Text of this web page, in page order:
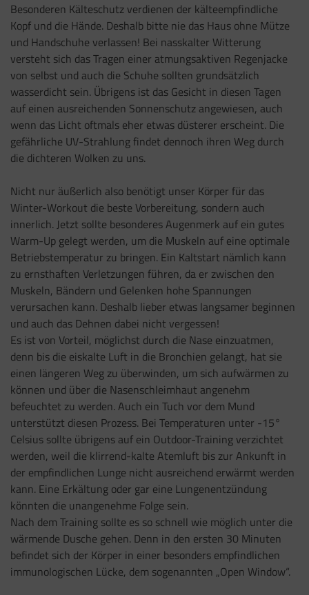
Besonderen Kälteschutz verdienen der kälteempfindliche
Kopf und die Hände. Deshalb bitte nie das Haus ohne Mütze
und Handschuhe verlassen! Bei nasskalter Witterung
versteht sich das Tragen einer atmungsaktiven Regenjacke
von selbst und auch die Schuhe sollten grundsätzlich
wasserdicht sein. Übrigens ist das Gesicht in diesen Tagen
auf einen ausreichenden Sonnenschutz angewiesen, auch
wenn das Licht oftmals eher etwas düsterer erscheint. Die
gefährliche UV-Strahlung findet dennoch ihren Weg durch
die dichteren Wolken zu uns.
Nicht nur äußerlich also benötigt unser Körper für das
Winter-Workout die beste Vorbereitung, sondern auch
innerlich. Jetzt sollte besonderes Augenmerk auf ein gutes
Warm-Up gelegt werden, um die Muskeln auf eine optimale
Betriebstemperatur zu bringen. Ein Kaltstart nämlich kann
zu ernsthaften Verletzungen führen, da er zwischen den
Muskeln, Bändern und Gelenken hohe Spannungen
verursachen kann. Deshalb lieber etwas langsamer beginnen
und auch das Dehnen dabei nicht vergessen!
Es ist von Vorteil, möglichst durch die Nase einzuatmen,
denn bis die eiskalte Luft in die Bronchien gelangt, hat sie
einen längeren Weg zu überwinden, um sich aufwärmen zu
können und über die Nasenschleimhaut angenehm
befeuchtet zu werden. Auch ein Tuch vor dem Mund
unterstützt diesen Prozess. Bei Temperaturen unter -15°
Celsius sollte übrigens auf ein Outdoor-Training verzichtet
werden, weil die klirrend-kalte Atemluft bis zur Ankunft in
der empfindlichen Lunge nicht ausreichend erwärmt werden
kann. Eine Erkältung oder gar eine Lungenentzündung
könnten die unangenehme Folge sein.
Nach dem Training sollte es so schnell wie möglich unter die
wärmende Dusche gehen. Denn in den ersten 30 Minuten
befindet sich der Körper in einer besonders empfindlichen
immunologischen Lücke, dem sogenannten „Open Window“.